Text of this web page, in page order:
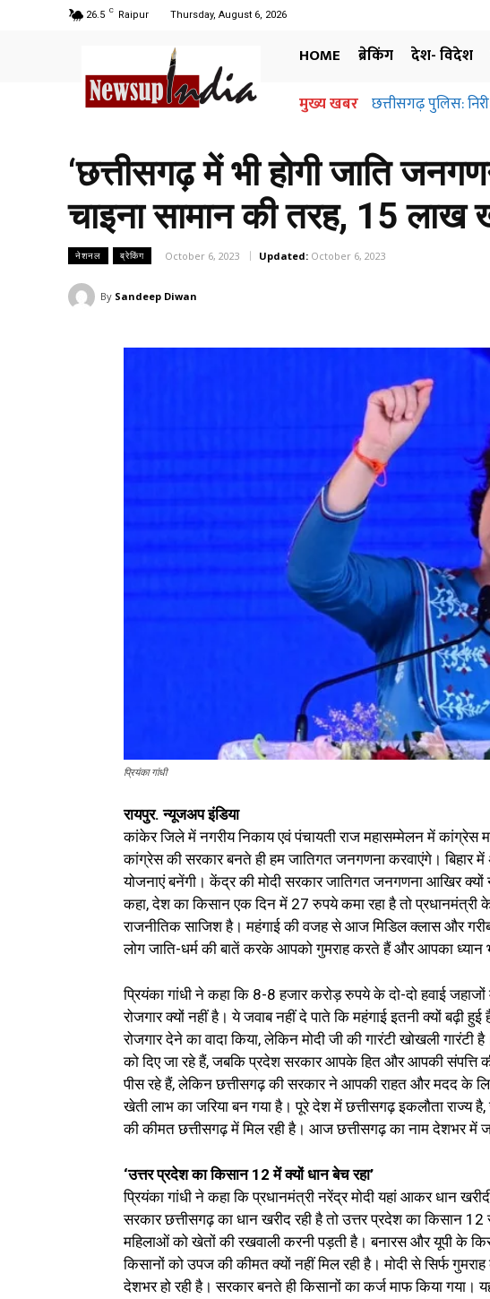
26.5 C Raipur Thursday, August 6, 2026
HOME ब्रेकिंग देश- विदेश
मुख्य खबरछत्तीसगढ़ पुलिस:
अधिग्रहण और
‘छत्तीसगढ़ में भी होगी जाति
चाइना सामान की तरह, 15 लाख
नेशनल ब्रेकिंग October 6, 2023 Updated: October 6, 2023
By Sandeep Diwan
प्रियंका गांधी
रायपुर. न्यूजअप इंडिया
कांकेर जिले में नगरीय निकाय एवं पंचायती राज महासम्मेलन में कांग्रेस
कांग्रेस की सरकार बनते ही हम जातिगत जनगणना करवाएंगे। बिहार
योजनाएं बनेंगी। केंद्र की मोदी सरकार जातिगत जनगणना आखिर क्यों
कहा, देश का किसान एक दिन में 27 रुपये कमा रहा है तो प्रधानमंत्री
राजनीतिक साजिश है। महंगाई की वजह से आज मिडिल क्लास और
लोग जाति-धर्म की बातें करके आपको गुमराह करते हैं और आपका ध्यान
प्रियंका गांधी ने कहा कि 8-8 हजार करोड़ रुपये के दो-दो हवाई
रोजगार क्यों नहीं है। ये जवाब नहीं दे पाते कि महंगाई इतनी क्यों बढ़ी
रोजगार देने का वादा किया, लेकिन मोदी जी की गारंटी खोखली
को दिए जा रहे हैं, जबकि प्रदेश सरकार आपके हित और आपकी संपत्ति
पीस रहे हैं, लेकिन छत्तीसगढ़ की सरकार ने आपकी राहत और मदद के
खेती लाभ का जरिया बन गया है। पूरे देश में छत्तीसगढ़ इकलौता राज्य
की कीमत छत्तीसगढ़ में मिल रही है। आज छत्तीसगढ़ का नाम देशभर में
‘उत्तर प्रदेश का किसान 12 में क्यों धान बेच रहा’
प्रियंका गांधी ने कहा कि प्रधानमंत्री नरेंद्र मोदी यहां आकर धान
सरकार छत्तीसगढ़ का धान खरीद रही है तो उत्तर प्रदेश का किसान
महिलाओं को खेतों की रखवाली करनी पड़ती है। बनारस और यूपी के
किसानों को उपज की कीमत क्यों नहीं मिल रही है। मोदी से सिर्फ
देशभर हो रही है। सरकार बनते ही किसानों का कर्ज माफ किया गया।